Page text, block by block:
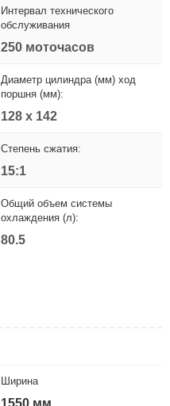
Интервал технического
обслуживания
250 моточасов
Диаметр цилиндра (мм) ход
поршня (мм):
128 x 142
Степень сжатия:
15:1
Общий объем системы
охлаждения (л):
80.5
Ширина
1550 мм